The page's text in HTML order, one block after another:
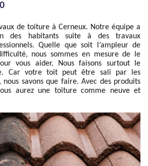
de toiture à Cerneux. Notre équipe a
des habitants suite à des travaux
Quelle que soit l’ampleur de
nous sommes en mesure de le
vous aider. Nous faisons surtout le
Car votre toit peut être sali par les
savons que faire. Avec des produits
aurez une toiture comme neuve et